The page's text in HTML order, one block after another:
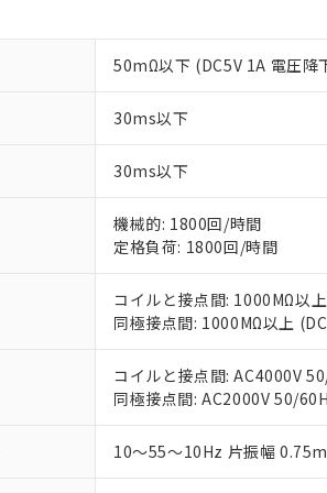
50mΩ以下 (DC5V 1A 電圧降
30ms以下
30ms以下
機械的: 1800回/時間
定格負荷: 1800回/時間
コイルと接点間: 1000MΩ以
同極接点間: 1000MΩ以上
コイルと接点間: AC4000V
同極接点間: AC2000V 50/
10～55～10Hz 片振幅
在庫状況お
のであり、
い。
す。
マイパーツ
ている必要が
お客様が当
が、当社の
さい。
いる法人を
ル（DBP） 1000ppm
但し、RoHS指令で産業
フタル酸エステル類の
※2 対応予定月
※3 非含有証明
下記の非含有証明
EU RoHS指令（10
51物質の非含有証
※本証明書は発行
混在することから
既に当社にて対応
*中国RoHS10物質の基
Cr(Ⅵ)(六価クロム) :
「10」：通常の使
味します。
「－」：未確認で
当社は規制
ます。
当社は貴社
機器販売
白